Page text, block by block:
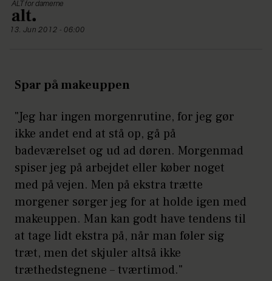
ALT for damerne
13. Jun 2012 - 06:00
Spar på makeuppen
"Jeg har ingen morgenrutine, for jeg gør
ikke andet end at stå op, gå på
badeværelset og ud ad døren. Morgenmad
spiser jeg på arbejdet eller køber noget
med på vejen. Men på ekstra trætte
morgener sørger jeg for at holde igen med
makeuppen. Man kan godt have tendens til
at tage lidt ekstra på, når man føler sig
træt, men det skjuler altså ikke
træthedstegnene – tværtimod."